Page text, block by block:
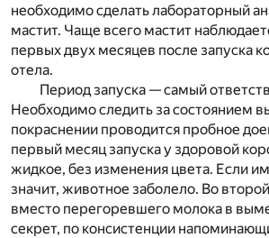
необходимо сделать лабораторный
мастит. Чаще всего мастит
первых двух месяцев после запуска
отела.
Период запуска — самый
Необходимо следить за состоянием
покраснении проводится пробное
первый месяц запуска у здоровой
жидкое, без изменения цвета. Если
значит, животное заболело. Во
вместо перегоревшего молока в
секрет, по консистенции